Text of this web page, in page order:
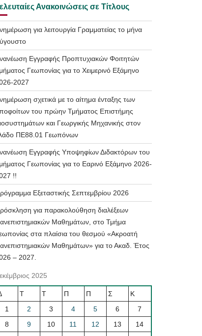
Ανακοινώσεις σε Τίτλους
για λειτουργία Γραμματείας το μήνα
Εγγραφής Προπτυχιακών Φοιτητών
Γεωπονίας για το Χειμερινό Εξάμηνο
2027
σχετικά με το αίτημα ένταξης των
του πρώην Τμήματος Επιστήμης
και Γεωργικής Μηχανικής στον
ΠΕ88.01 Γεωπόνων
Εγγραφής Υποψηφίων Διδακτόρων του
Γεωπονίας για το Εαρινό Εξάμηνο 2026-
!!
Εξεταστικής Σεπτεμβρίου 2026
για παρακολούθηση διαλέξεων
Μαθημάτων, στο Τμήμα
στα πλαίσια του θεσμού «Ακροατή
Μαθημάτων» για το Ακαδ. Έτος
– 2027.
2025
Τ Τ Π Π Σ
Κ
1
2 3 4 5 6
7
8
9 10 11 12 13
14